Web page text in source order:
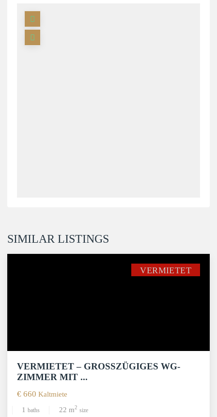
SIMILAR LISTINGS
VERMIETET
VERMIETET – GROSSZÜGIGES WG-Z
IMMER MIT ...
€ 660 Kaltmiete
1 baths 22 m2 size